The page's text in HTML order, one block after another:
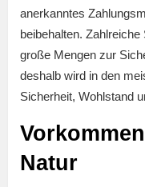
anerkanntes
beibehalten.
große Mengen zur
deshalb wird in den
Sicherheit, Wohlstand
Natur